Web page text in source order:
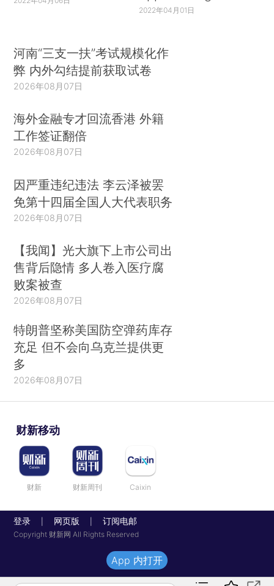
2022年04月01日
河南“三支一扶”考试规模化作
弊 内外勾结提前获取试卷
2026年08月07日
海外金融专才回流香港 外籍
工作签证翻倍
2026年08月07日
因严重违纪违法 李云泽被罢
免第十四届全国人大代表职务
2026年08月07日
【我闻】光大旗下上市公司出
售背后隐情 多人卷入医疗腐
败案被查
2026年08月07日
特朗普坚称美国防空弹药库存
充足 但不会向乌克兰提供更
多
2026年08月07日
财新移动
财新 财新周刊 Caixin
登录 网页版 订阅电邮
Copyright 财新网 All Rights Reserved
App 内打开